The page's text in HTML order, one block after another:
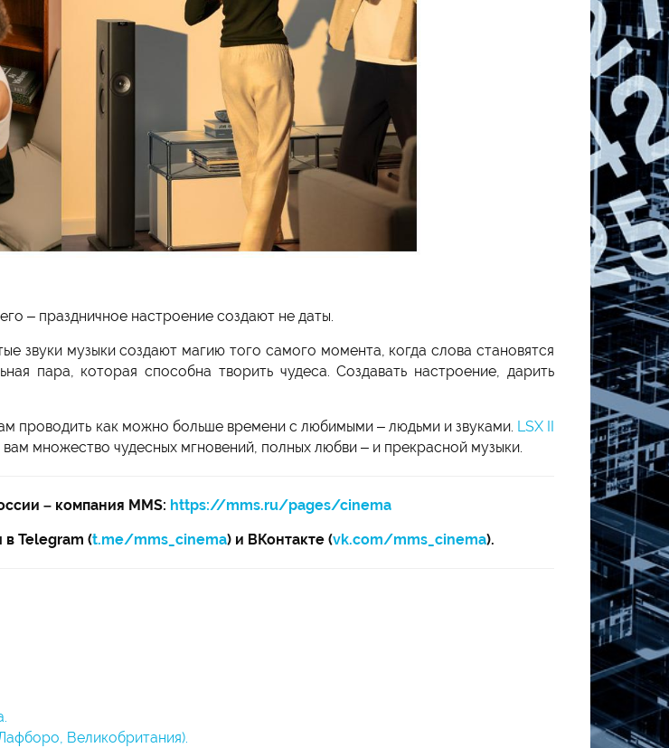
– праздничное настроение создают не даты.
звуки музыки создают магию того самого момента, когда слова становятся
пара, которая способна творить чудеса. Создавать настроение, дарить
проводить как можно больше времени с любимыми – людьми и звуками. LSX II
множество чудесных мгновений, полных любви – и прекрасной музыки.
– компания MMS: https://mms.ru/pages/cinema
Telegram (t.me/mms_cinema) и ВКонтакте (vk.com/mms_cinema).
Великобритания).